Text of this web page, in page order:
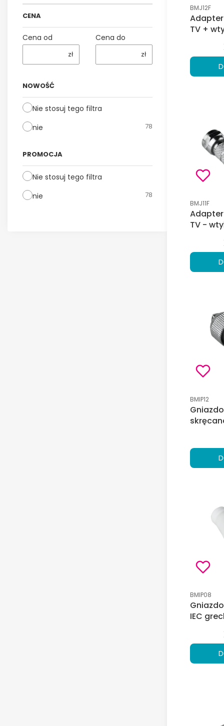
CENA
Cena od
zł
Cena do
zł
NOWOŚĆ
Nie stosuj tego filtra
nie
78
PROMOCJA
Nie stosuj tego filtra
nie
78
Kod
BMJ12F
TV +
Kod
BMJ11F
TV -
Kod
BMIP12
Kod
BMIP08
IEC